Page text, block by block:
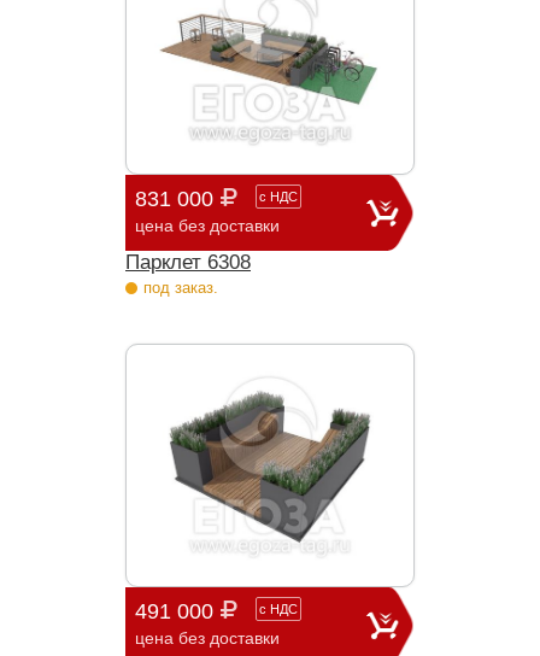
831 000 с НДС
цена без доставки
Парклет 6308
под заказ.
491 000 с НДС
цена без доставки